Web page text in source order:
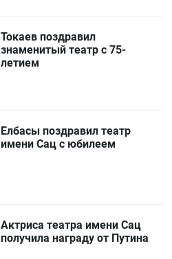
Токаев поздравил
знаменитый театр с 75-
летием
Елбасы поздравил театр
имени Сац с юбилеем
Актриса театра имени Сац
получила награду от Путина